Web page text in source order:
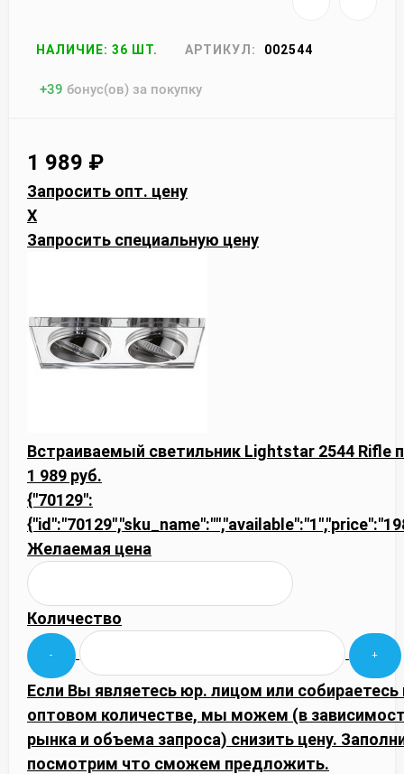
НАЛИЧИЕ: 36 ШТ. АРТИКУЛ: 002544
+39 бонус(ов) за покупку
1 989 ₽
Запросить опт. цену
X
Запросить специальную цену
Встраиваемый светильник Lightstar 2544 Rifle
1 989 руб.
{"70129":
Желаемая цена
Количество
Если Вы являетесь юр. лицом или собираетесь
оптовом количестве, мы можем (в
рынка и объема запроса) снизить цену.
посмотрим что сможем предложить.